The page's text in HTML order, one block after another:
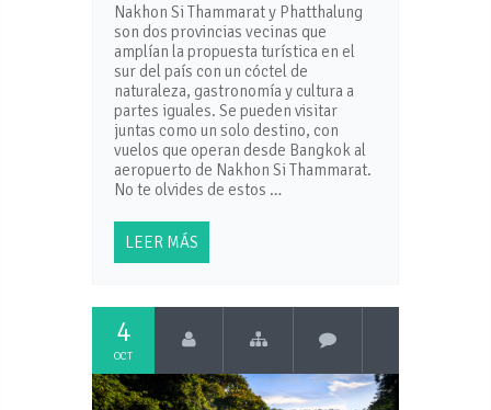
Nakhon Si Thammarat y Phatthalung
son dos provincias vecinas que
amplían la propuesta turística en el
sur del país con un cóctel de
naturaleza, gastronomía y cultura a
partes iguales. Se pueden visitar
juntas como un solo destino, con
vuelos que operan desde Bangkok al
aeropuerto de Nakhon Si Thammarat.
No te olvides de estos …
LEER MÁS
4
OCT